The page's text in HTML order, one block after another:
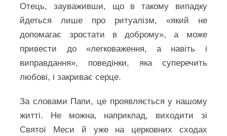
Отець, зауваживши, що в такому випадку
йдеться лише про ритуалізм, «який не
допомагає зростати в доброму», а може
привести до «легковаження, а навіть і
виправдання», поведінки, яка суперечить
любові, і закриває серце.
За словами Папи, це проявляється у нашому
житті. Не можна, наприклад, виходити зі
Святої Меси й уже на церковних сходах